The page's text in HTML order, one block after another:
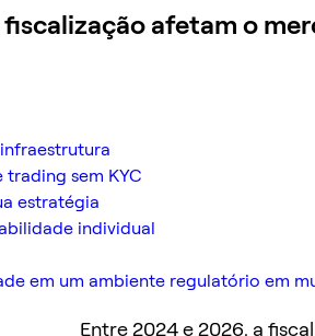
afetam o
sem KYC
estratégia
individual
em um ambiente regulatório em
Entre 2024 e 2026, a